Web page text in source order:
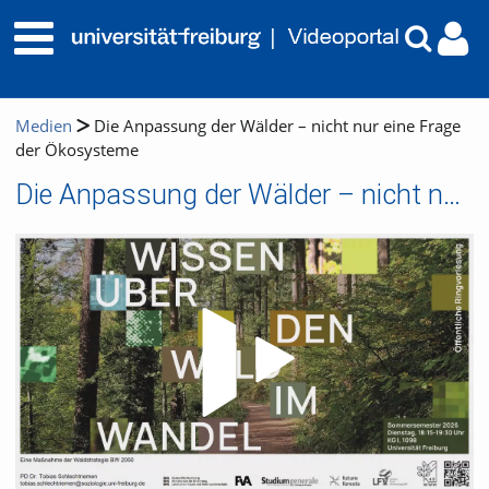
Medien
Die Anpassung der Wälder – nicht nur eine Frage
der Ökosysteme
Die Anpassung der Wälder – nicht nur eine Frage der Ökosysteme